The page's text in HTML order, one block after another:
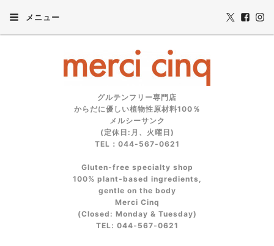
メニュー
グルテンフリー専門店
からだに優しい植物性原材料100％
メルシーサンク
(定休日:月、火曜日)
TEL：044-567-0621
Gluten‑free specialty shop
100% plant‑based ingredients,
gentle on the body
Merci Cinq
(Closed: Monday & Tuesday)
TEL: 044‑567‑0621